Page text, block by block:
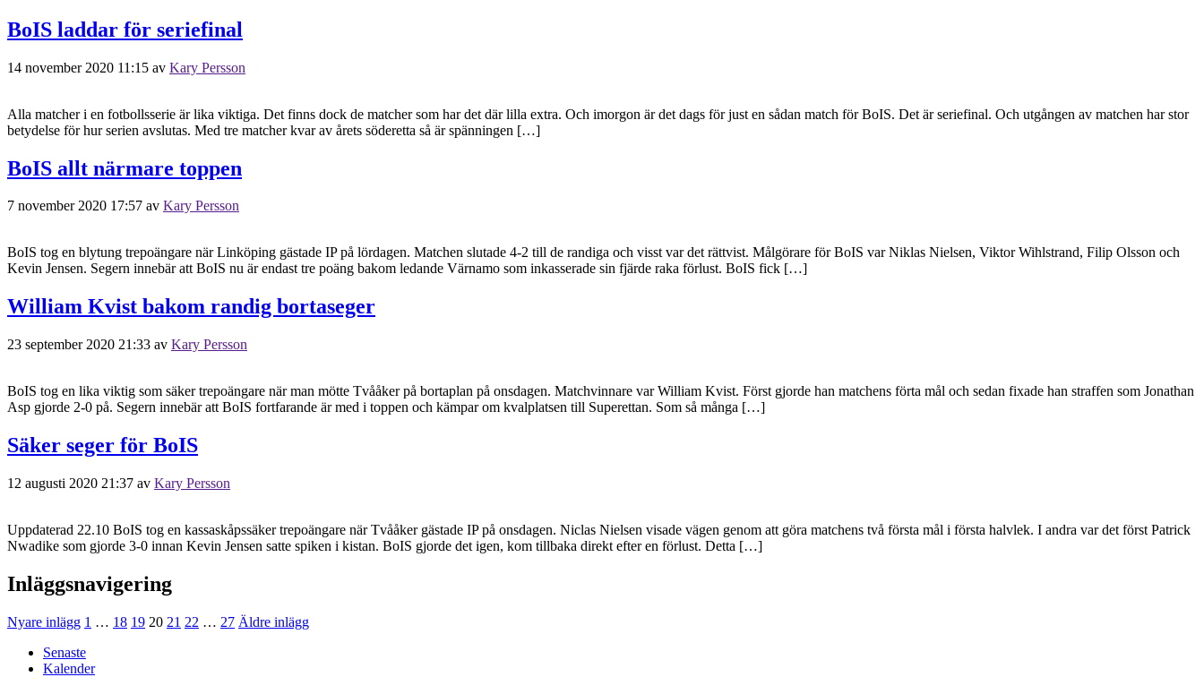
BoIS laddar för seriefinal
14 november 2020 11:15 av Kary Persson
Alla matcher i en fotbollsserie är lika viktiga. Det finns dock de matcher som har det där lilla extra. Och imorgon är det dags för just en sådan match för BoIS. Det är seriefinal. Och utgången av matchen har stor
betydelse för hur serien avslutas. Med tre matcher kvar av årets söderetta så är spänningen […]
BoIS allt närmare toppen
7 november 2020 17:57 av Kary Persson
BoIS tog en blytung trepoängare när Linköping gästade IP på lördagen. Matchen slutade 4-2 till de randiga och visst var det rättvist. Målgörare för BoIS var Niklas Nielsen, Viktor Wihlstrand, Filip Olsson och
Kevin Jensen. Segern innebär att BoIS nu är endast tre poäng bakom ledande Värnamo som inkasserade sin fjärde raka förlust. BoIS fick […]
William Kvist bakom randig bortaseger
23 september 2020 21:33 av Kary Persson
BoIS tog en lika viktig som säker trepoängare när man mötte Tvååker på bortaplan på onsdagen. Matchvinnare var William Kvist. Först gjorde han matchens förta mål och sedan fixade han straffen som Jonathan
Asp gjorde 2-0 på. Segern innebär att BoIS fortfarande är med i toppen och kämpar om kvalplatsen till Superettan. Som så många […]
Säker seger för BoIS
12 augusti 2020 21:37 av Kary Persson
Uppdaterad 22.10 BoIS tog en kassaskåpssäker trepoängare när Tvååker gästade IP på onsdagen. Niclas Nielsen visade vägen genom att göra matchens två första mål i första halvlek. I andra var det först Patrick
Nwadike som gjorde 3-0 innan Kevin Jensen satte spiken i kistan. BoIS gjorde det igen, kom tillbaka direkt efter en förlust. Detta […]
Inläggsnavigering
Nyare inlägg 1 … 18 19 20 21 22 … 27 Äldre inlägg
Senaste
Kalender